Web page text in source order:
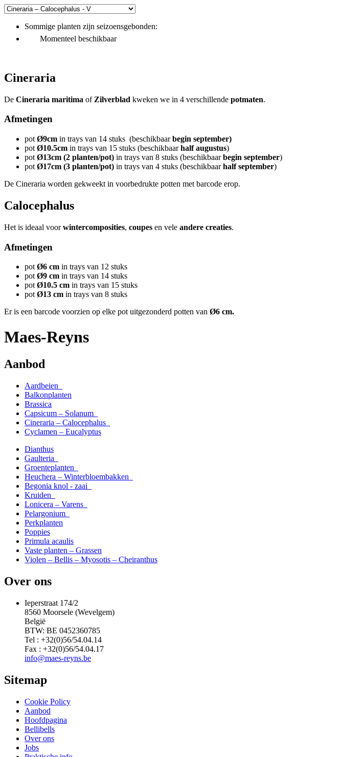
Sommige planten zijn seizoensgebonden:
Momenteel beschikbaar
Cineraria
De Cineraria maritima of Zilverblad kweken we in 4 verschillende potmaten.
Afmetingen
pot Ø9cm in trays van 14 stuks (beschikbaarbegin september)
pot Ø10.5cm in trays van 15 stuks (beschikbaarhalfaugustus)
pot Ø13cm (2 planten/pot) in trays van 8 stuks (beschikbaarbegin september)
pot Ø17cm (3 planten/pot) in trays van 4 stuks (beschikbaarhalf september)
De Cineraria worden gekweekt in voorbedrukte potten met barcode erop.
Calocephalus
Het is ideaal voorwintercomposities, coupes en vele andere creaties.
Afmetingen
pot Ø6 cm in trays van 12 stuks
pot Ø9 cm in trays van 14 stuks
pot Ø10.5 cm in trays van 15 stuks
pot Ø13 cm in trays van 8 stuks
Er is een barcode voorzien op elke pot uitgezonderd potten van Ø6 cm.
Maes-Reyns
Aanbod
Aardbeien
Balkonplanten
Brassica
Capsicum – Solanum
Cineraria – Calocephalus
Cyclamen – Eucalyptus
Dianthus
Gaulteria
Groenteplanten
Heuchera – Winterbloembakken
Begonia knol - zaai
Kruiden
Lonicera – Varens
Pelargonium
Perkplanten
Poppies
Primula acaulis
Vaste planten – Grassen
Violen – Bellis – Myosotis – Cheiranthus
Over ons
Ieperstraat 174/2
8560 Moorsele (Wevelgem)
België
BTW: BE 0452360785
Tel : +32(0)56/54.04.14
Fax : +32(0)56/54.04.17
info@maes-reyns.be
Sitemap
Cookie Policy
Aanbod
Hoofdpagina
Bellibells
Over ons
Jobs